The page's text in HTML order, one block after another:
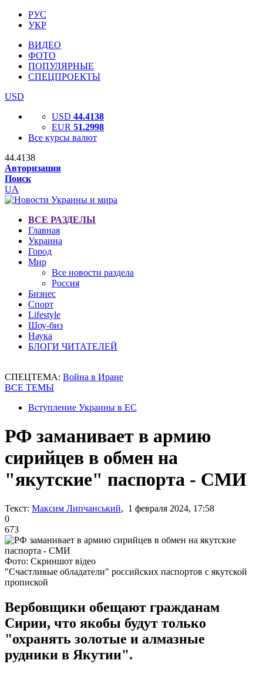
РУС
УКР
ВИДЕО
ФОТО
ПОПУЛЯРНЫЕ
СПЕЦПРОЕКТЫ
USD
USD 44.4138
EUR 51.2998
Все курсы валют
44.4138
Авторизация
Поиск
UA
ВСЕ РАЗДЕЛЫ
Главная
Украина
Город
Мир
Все новости раздела
Россия
Бизнес
Спорт
Lifestyle
Шоу-биз
Наука
БЛОГИ ЧИТАТЕЛЕЙ
СПЕЦТЕМА: Война в Иране
ВСЕ ТЕМЫ
Вступление Украины в ЕС
РФ заманивает в армию
сирийцев в обмен на
"якутские" паспорта - СМИ
Текст: Максим Липчанський, 1 февраля 2024, 17:58
0
673
Фото: Скриншот відео
"Счастливые обладатели" российских паспортов с якутской
пропиской
Вербовщики обещают гражданам
Сирии, что якобы будут только
"охранять золотые и алмазные
рудники в Якутии".